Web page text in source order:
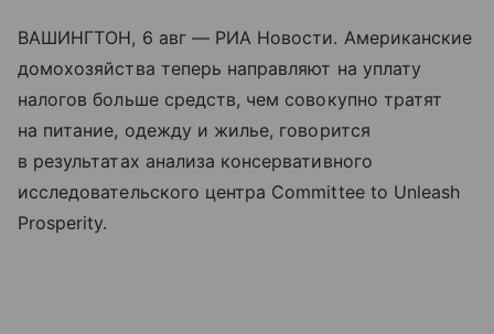
ВАШИНГТОН, 6 авг — РИА Новости. Американские
домохозяйства теперь направляют на уплату
налогов больше средств, чем совокупно тратят
на питание, одежду и жилье, говорится
в результатах анализа консервативного
исследовательского центра Committee to Unleash
Prosperity.